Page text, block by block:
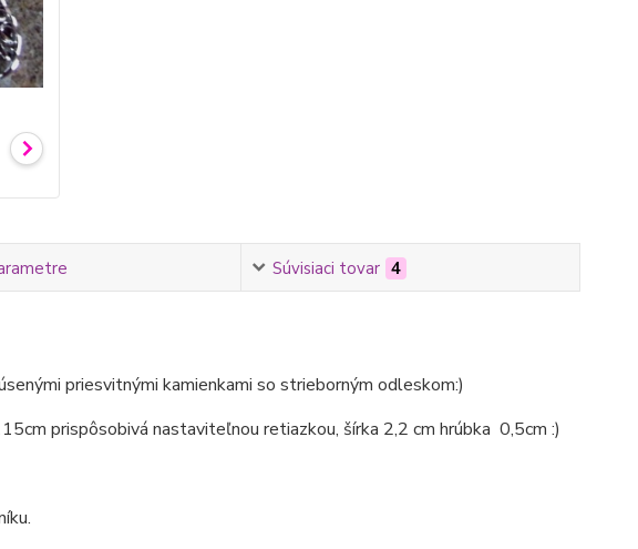
Súvisiaci tovar 4
priesvitnými kamienkami so strieborným odleskom:)
prispôsobivá nastaviteľnou retiazkou, šírka 2,2 cm hrúbka 0,5cm :)